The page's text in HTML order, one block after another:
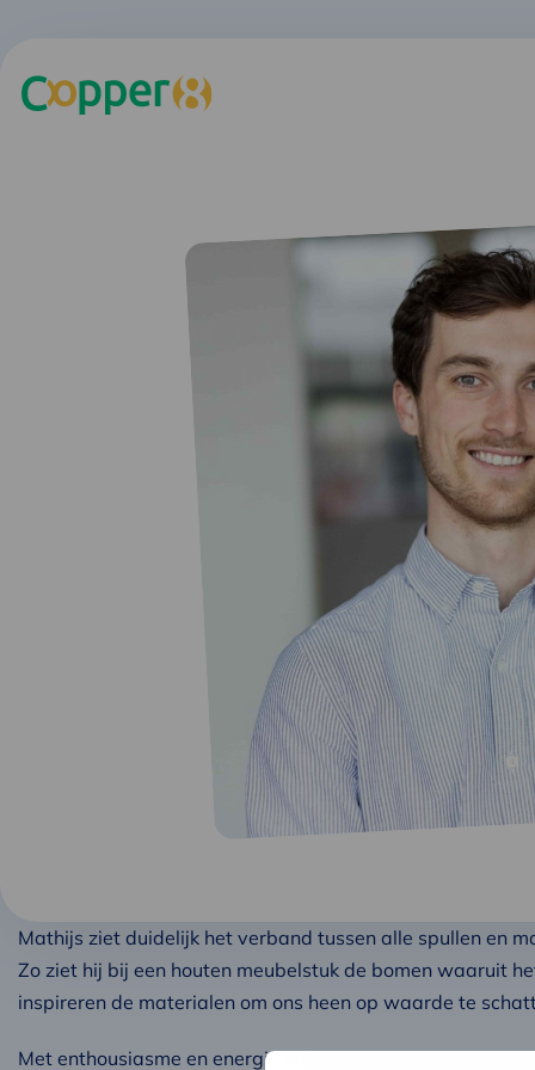
Mathijs ziet duidelijk het verband tussen alle spullen en
Zo ziet hij bij een houten meubelstuk de bomen waaruit
inspireren de materialen om ons heen op waarde te
Met enthousiasme en energie staat hij graag voor je